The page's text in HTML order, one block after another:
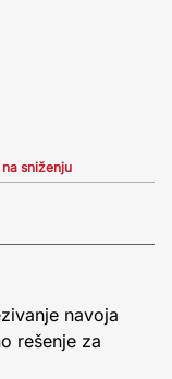
sniženju
navoja
rešenje za